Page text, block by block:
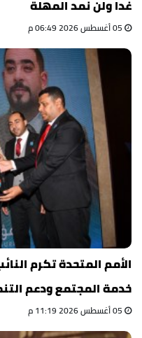
غدا ولن نمد المهلة
الأمم المتحدة تكرم
خدمة المجتمع ودعم